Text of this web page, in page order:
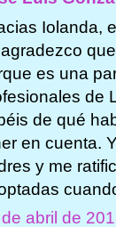
Iolanda,
es una
de
de qué
en cuenta.
y me
abril de